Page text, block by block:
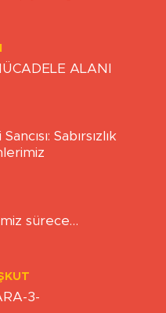
ALANI
Sabırsızlık
sürece…
3-